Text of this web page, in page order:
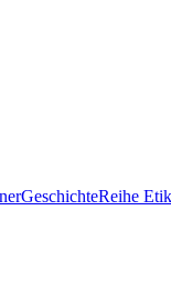
GeschichteReihe